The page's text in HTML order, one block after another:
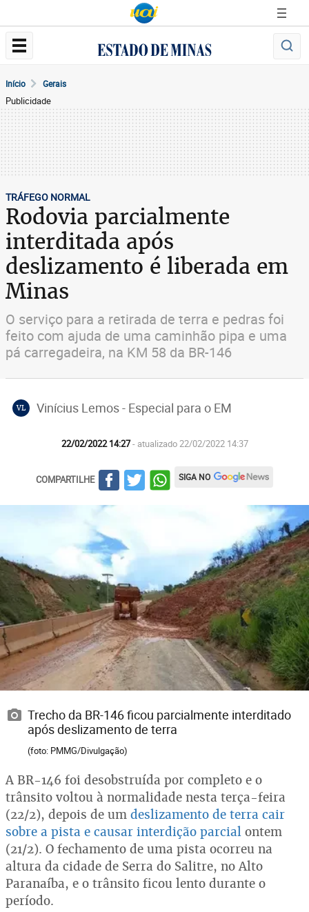
Início Gerais
Publicidade
TRÁFEGO NORMAL
Rodovia parcialmente
interditada após
deslizamento é liberada em
Minas
O serviço para a retirada de terra e pedras foi
feito com ajuda de uma caminhão pipa e uma
pá carregadeira, na KM 58 da BR-146
VL Vinícius Lemos - Especial para o EM
22/02/2022 14:27- atualizado 22/02/2022 14:37
COMPARTILHE SIGA NO
Trecho da BR-146 ficou parcialmente interditado
após deslizamento de terra
(foto: PMMG/Divulgação)
A BR-146 foi desobstruída por completo e o
trânsito voltou à normalidade nesta terça-feira
(22/2), depois de um deslizamento de terra cair
sobre a pista e causar interdição parcial ontem
(21/2). O fechamento de uma pista ocorreu na
altura da cidade de Serra do Salitre, no Alto
Paranaíba, e o trânsito ficou lento durante o
período.